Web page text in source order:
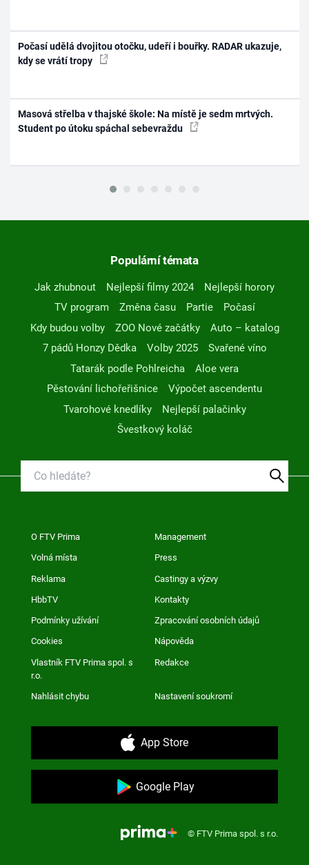
Počasí udělá dvojitou otočku, udeří i bouřky. RADAR ukazuje,
kdy se vrátí tropy
Masová střelba v thajské škole: Na místě je sedm mrtvých.
Student po útoku spáchal sebevraždu
Populární témata
Jak zhubnout Nejlepší filmy 2024
Nejlepší horory
TV program
Změna času Partie
Počasí
Kdy budou volby
ZOO Nové začátky
Auto – katalog
7 pádů Honzy Dědka
Volby 2025
Svařené víno
Tatarák podle Pohlreicha
Aloe vera
Pěstování lichořeřišnice
Výpočet ascendentu
Tvarohové knedlíky
Nejlepší palačinky
Švestkový koláč
O FTV Prima Management
Volná místa Press
Reklama Castingy a výzvy
HbbTV Kontakty
Podmínky užívání Zpracování osobních údajů
Cookies Nápověda
Vlastník FTV Prima spol. s
r.o.
Redakce
Nahlásit chybu Nastavení soukromí
App Store
Google Play
© FTV Prima spol. s r.o.